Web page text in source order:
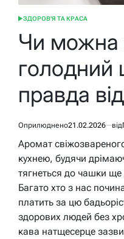
ОПУБЛІКУВАТИ
ЗДОРОВ'Я ТА КРАСА
Чи можна
голодний
правда
Оприлюднено21.02.2026 від
Аромат
кухнею, будячи
тягнеться до чашки
Багато хто з нас
платить за цю
здорових людей без
кава натщесерце